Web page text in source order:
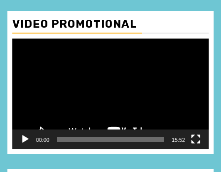
VIDEO PROMOTIONAL
00:00 15:52